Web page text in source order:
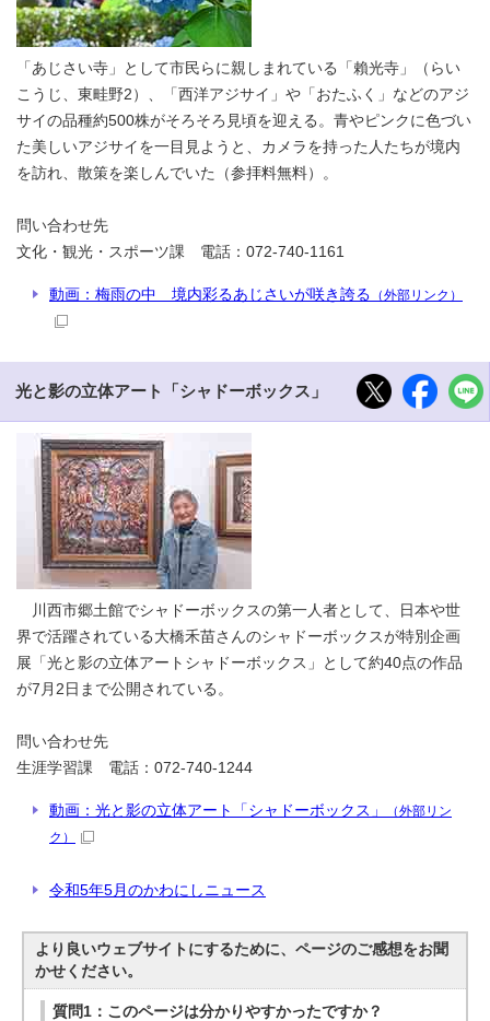
「あじさい寺」として市民らに親しまれている「賴光寺」（らい
こうじ、東畦野2）、「西洋アジサイ」や「おたふく」などのアジ
サイの品種約500株がそろそろ見頃を迎える。青やピンクに色づい
た美しいアジサイを一目見ようと、カメラを持った人たちが境内
を訪れ、散策を楽しんでいた（参拝料無料）。
問い合わせ先
文化・観光・スポーツ課 電話：072-740-1161
動画：梅雨の中 境内彩るあじさいが咲き誇る （外部リンク）
光と影の立体アート「シャドーボックス」
川西市郷土館でシャドーボックスの第一人者として、日本や世
界で活躍されている大橋禾苗さんのシャドーボックスが特別企画
展「光と影の立体アートシャドーボックス」として約40点の作品
が7月2日まで公開されている。
問い合わせ先
生涯学習課 電話：072-740-1244
動画：光と影の立体アート「シャドーボックス」
（外部リン
ク）
令和5年5月のかわにしニュース
より良いウェブサイトにするために、ページのご感想をお聞
かせください。
質問1：このページは分かりやすかったですか？